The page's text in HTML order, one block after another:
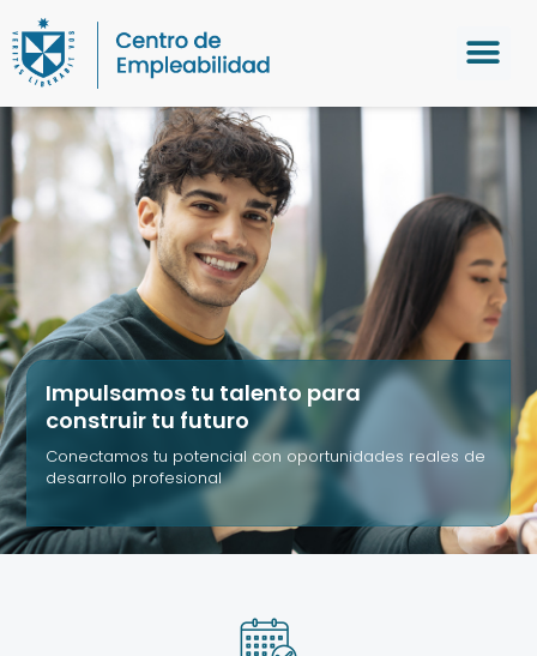
Impulsamos tu talento para
construir tu futuro
Conectamos tu potencial con oportunidades reales de
desarrollo profesional